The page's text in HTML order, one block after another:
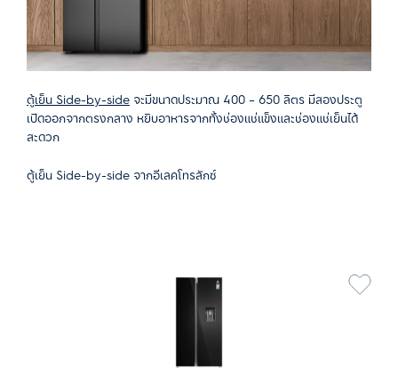
ตู้เย็น Side-by-side จะมีขนาดประมาณ 400 – 650 ลิตร มีสองประตู
เปิดออกจากตรงกลาง หยิบอาหารจากทั้งช่องแช่แข็งและช่องแช่เย็นได้
สะดวก
ตู้เย็น Side-by-side จากอีเลคโทรลักซ์